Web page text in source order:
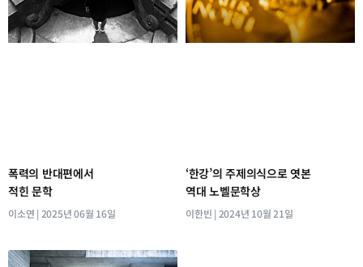
폭력의 반대편에서
적힌 문학
이소연 2025년 06월 16일
‘한강’의 주제의식으로 엿본
역대 노벨문학상
이한빈 2024년 10월 21일